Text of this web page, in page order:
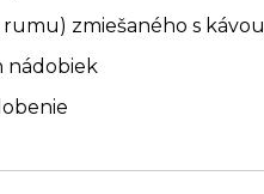
zmiešaného s kávou
nádobiek